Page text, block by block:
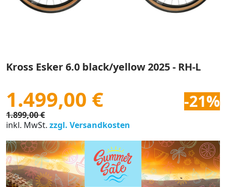
Kross Esker 6.0 black/yellow 2025 - RH-L
1.499,00 € -21%
1.899,00 €
inkl. MwSt. zzgl. Versandkosten